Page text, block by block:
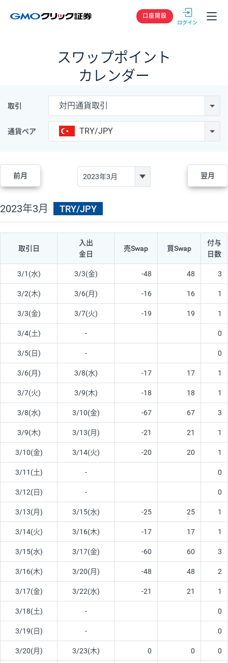
GMOクリック
口座開設
スワップポイント
カレンダー
取引 対円通貨取引
通貨ペア TRY/JPY
前月 翌月
2023年3月 TRY/JPY
取引日
入出
金日
売Swap 買Swap
付与
日数
3/1(水) 3/3(金) -48 48 3
3/2(木) 3/6(月) -16 16 1
3/3(金) 3/7(火) -19 19 1
3/4(土) - 0
3/5(日) - 0
3/6(月) 3/8(水) -17 17 1
3/7(火) 3/9(木) -18 18 1
3/8(水) 3/10(金) -67 67 3
3/9(木) 3/13(月) -21 21 1
3/10(金) 3/14(火) -20 20 1
3/11(土) - 0
3/12(日) - 0
3/13(月) 3/15(水) -25 25 1
3/14(火) 3/16(木) -17 17 1
3/15(水) 3/17(金) -60 60 3
3/16(木) 3/20(月) -48 48 2
3/17(金) 3/22(水) -21 21 1
3/18(土) - 0
3/19(日) - 0
3/20(月) 3/23(木) 0 0 0